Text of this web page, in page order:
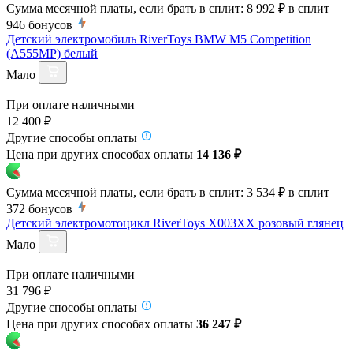
Сумма месячной платы, если брать в сплит: 8 992 ₽ в сплит
946 бонусов
Детский электромобиль RiverToys BMW M5 Competition
(A555MP) белый
Мало
При оплате наличными
12 400 ₽
Другие способы оплаты
Цена при других способах оплаты 14 136 ₽
Сумма месячной платы, если брать в сплит: 3 534 ₽ в сплит
372 бонусов
Детский электромотоцикл RiverToys X003XX розовый глянец
Мало
При оплате наличными
31 796 ₽
Другие способы оплаты
Цена при других способах оплаты 36 247 ₽